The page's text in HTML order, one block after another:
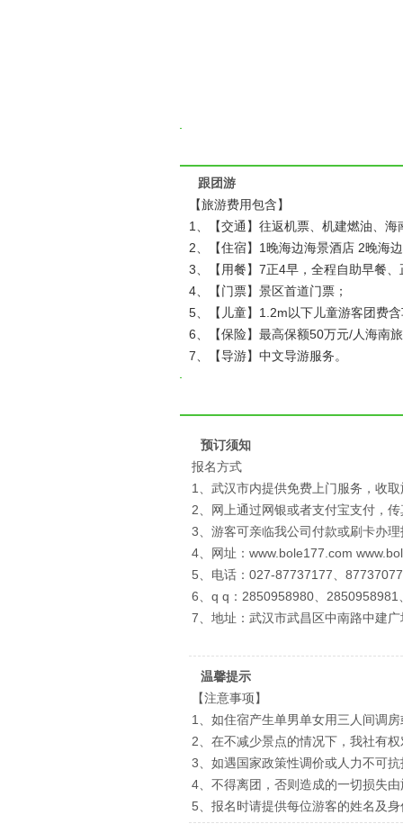
跟团游
【旅游费用包含】
1、【交通】往返机票、机建燃油、
2、【住宿】1晚海边海景酒店 2晚海
3、【用餐】7正4早，全程自助早餐
4、【门票】景区首道门票；
5、【儿童】1.2m以下儿童游客团费
6、【保险】最高保额50万元/人海南
7、【导游】中文导游服务。
预订须知
报名方式
1、武汉市内提供免费上门服务，收
2、网上通过网银或者支付宝支付，
3、游客可亲临我公司付款或刷卡办
4、网址：www.bole177.com
5、电话：027-87737177、
6、q q：2850958980、
7、地址：武汉市武昌区中南路中建
温馨提示
【注意事项】
1、如住宿产生单男单女用三人间调
2、在不减少景点的情况下，我社有
3、如遇国家政策性调价或人力不可
4、不得离团，否则造成的一切损失
5、报名时请提供每位游客的姓名及